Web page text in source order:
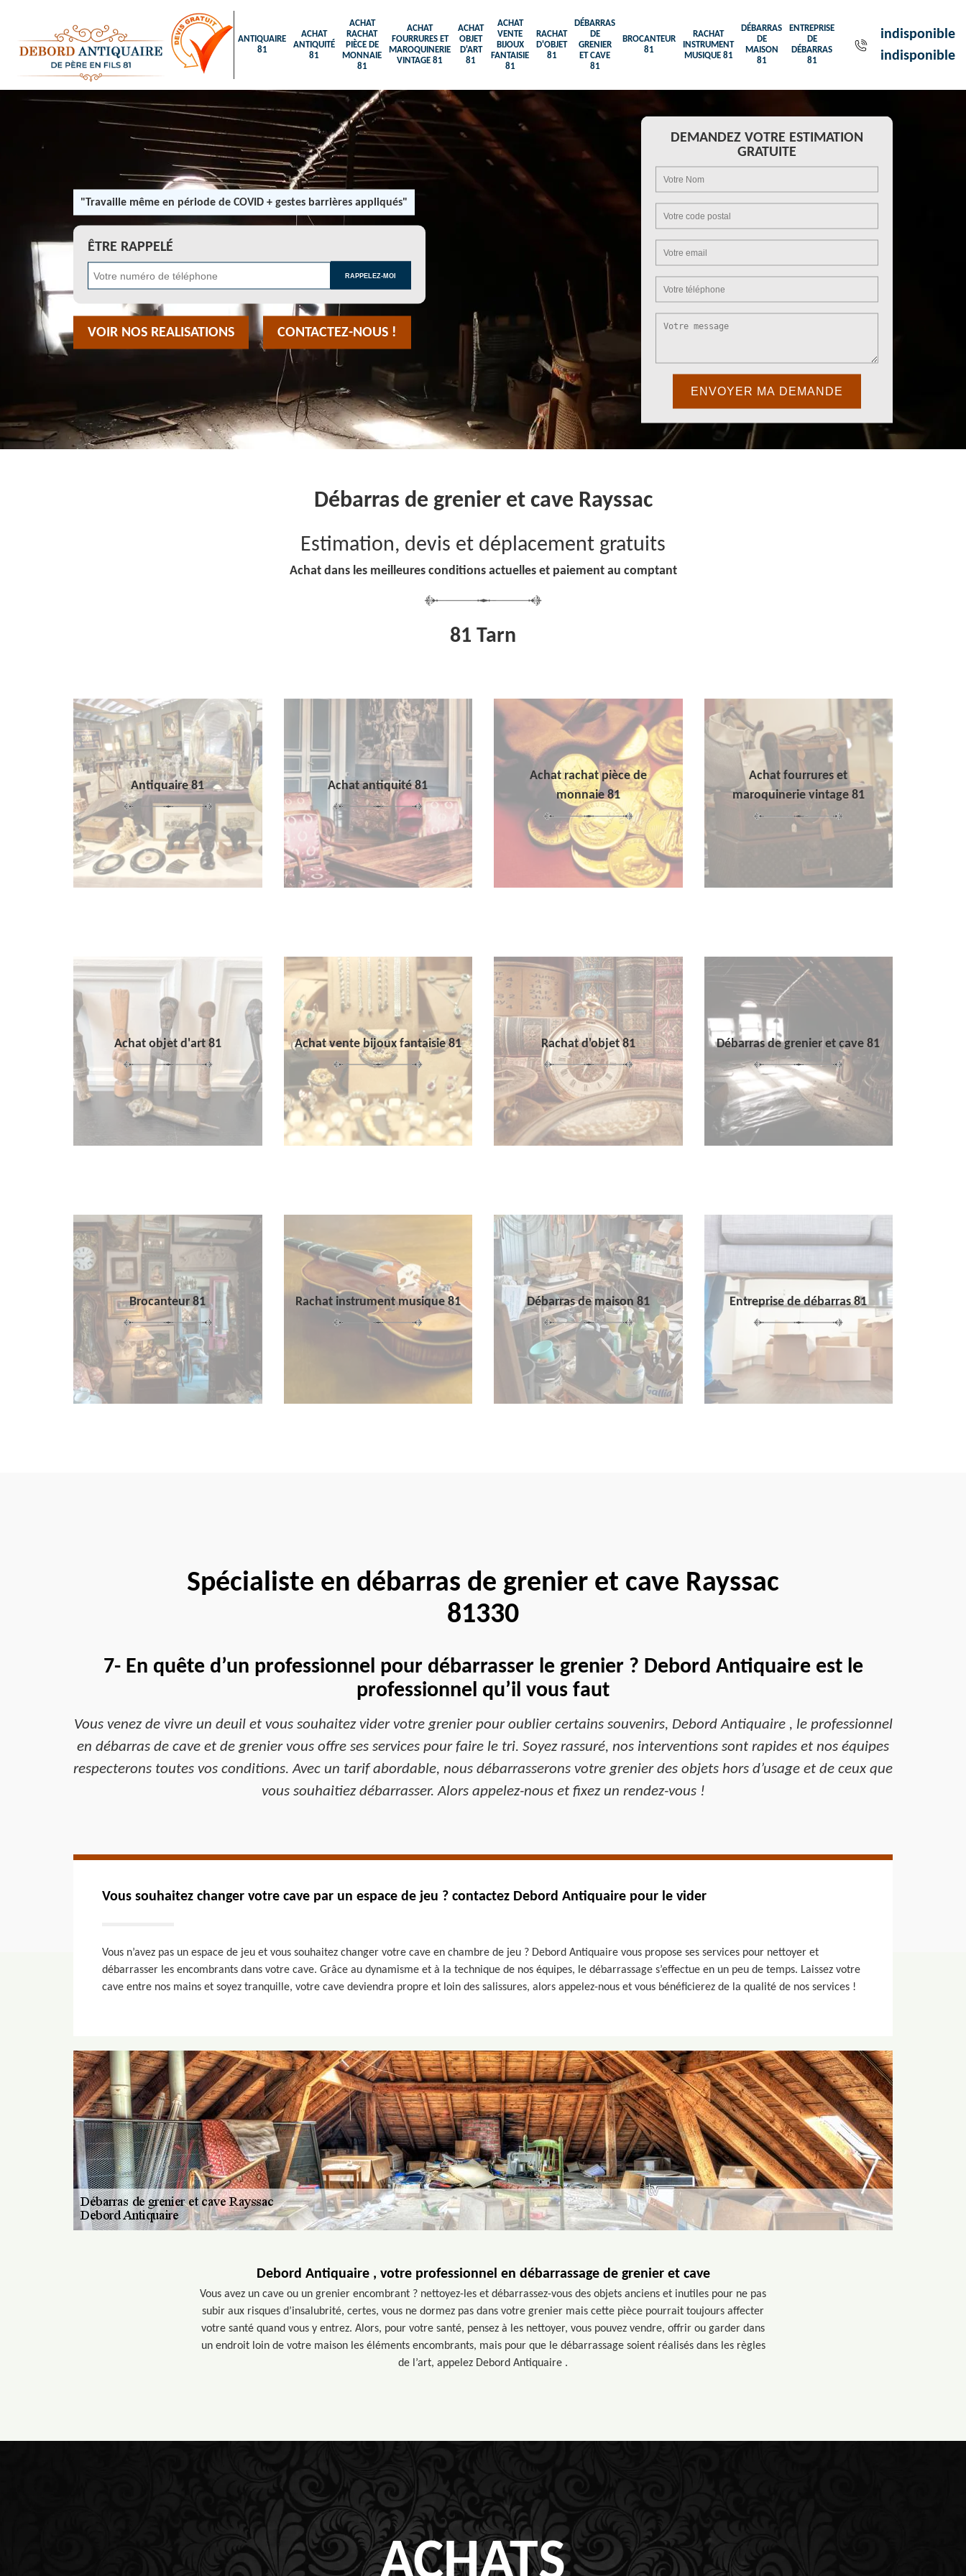
ANTIQUAIRE
81
ACHAT
ANTIQUITÉ
81
ACHAT
RACHAT
PIÈCE DE
MONNAIE
81
ACHAT
FOURRURES ET
MAROQUINERIE
VINTAGE 81
ACHAT
OBJET
D'ART
81
ACHAT
VENTE
BIJOUX
FANTAISIE
81
RACHAT
D'OBJET
81
DÉBARRAS
DE
GRENIER
ET CAVE
81
BROCANTEUR
81
RACHAT
INSTRUMENT
MUSIQUE 81
DÉBARRAS
DE
MAISON
81
ENTREPRISE
DE
DÉBARRAS
81
indisponible
indisponible
"Travaille même en période de COVID + gestes barrières appliqués"
ÊTRE RAPPELÉ
VOIR NOS REALISATIONS CONTACTEZ-NOUS !
DEMANDEZ VOTRE ESTIMATION
GRATUITE
Débarras de grenier et cave Rayssac
Estimation, devis et déplacement gratuits
Achat dans les meilleures conditions actuelles et paiement au comptant
81 Tarn
Antiquaire 81 Achat antiquité 81
Achat rachat pièce de
monnaie 81
Achat fourrures et
maroquinerie vintage 81
Achat objet d'art 81 Achat vente bijoux fantaisie 81 Rachat d'objet 81 Débarras de grenier et cave 81
Brocanteur 81 Rachat instrument musique 81 Débarras de maison 81 Entreprise de débarras 81
Spécialiste en débarras de grenier et cave Rayssac
81330
7- En quête d’un professionnel pour débarrasser le grenier ? Debord Antiquaire est le
professionnel qu’il vous faut
Vous venez de vivre un deuil et vous souhaitez vider votre grenier pour oublier certains souvenirs, Debord Antiquaire , le professionnel
en débarras de cave et de grenier vous offre ses services pour faire le tri. Soyez rassuré, nos interventions sont rapides et nos équipes
respecterons toutes vos conditions. Avec un tarif abordable, nous débarrasserons votre grenier des objets hors d’usage et de ceux que
vous souhaitiez débarrasser. Alors appelez-nous et fixez un rendez-vous !
Vous souhaitez changer votre cave par un espace de jeu ? contactez Debord Antiquaire pour le vider
Vous n’avez pas un espace de jeu et vous souhaitez changer votre cave en chambre de jeu ? Debord Antiquaire vous propose ses services pour nettoyer et
débarrasser les encombrants dans votre cave. Grâce au dynamisme et à la technique de nos équipes, le débarrassage s’effectue en un peu de temps. Laissez votre
cave entre nos mains et soyez tranquille, votre cave deviendra propre et loin des salissures, alors appelez-nous et vous bénéficierez de la qualité de nos services !
Debord Antiquaire , votre professionnel en débarrassage de grenier et cave
Vous avez un cave ou un grenier encombrant ? nettoyez-les et débarrassez-vous des objets anciens et inutiles pour ne pas
subir aux risques d’insalubrité, certes, vous ne dormez pas dans votre grenier mais cette pièce pourrait toujours affecter
votre santé quand vous y entrez. Alors, pour votre santé, pensez à les nettoyer, vous pouvez vendre, offrir ou garder dans
un endroit loin de votre maison les éléments encombrants, mais pour que le débarrassage soient réalisés dans les règles
de l’art, appelez Debord Antiquaire .
ACHATS